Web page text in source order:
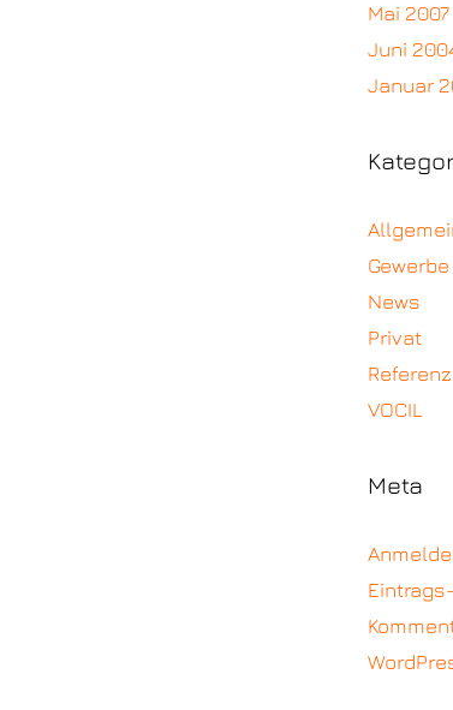
Mai 2007
Juni
Januar
Gewerbe
News
Privat
Referenz
VOCIL
Meta